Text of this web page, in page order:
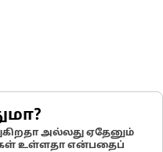
அல்லது ஏதேனும்
உள்ளதா என்பதைப்